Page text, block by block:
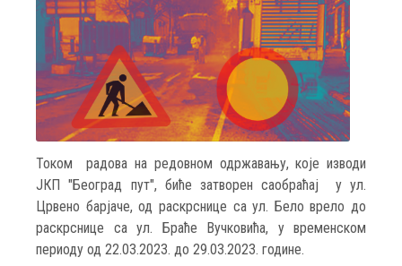
Током радова на редовном одржавању, које изводи
ЈКП "Београд пут", биће затворен саобраћај у ул.
Црвено барјаче, од раскрснице са ул. Бело врело до
раскрснице са ул. Браће Вучковића, у временском
периоду од 22.03.2023. до 29.03.2023. године.